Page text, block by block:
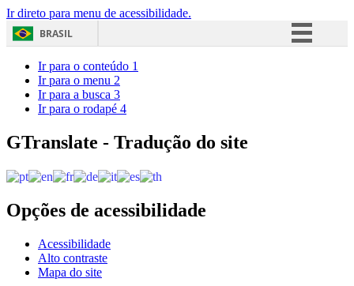
Ir direto para menu de acessibilidade.
BRASIL
Acesso à informação
Ir para o conteúdo 1
Ir para o menu 2
Ir para a busca 3
Ir para o rodapé 4
GTranslate - Tradução do site
Opções de acessibilidade
Acessibilidade
Alto contraste
Mapa do site